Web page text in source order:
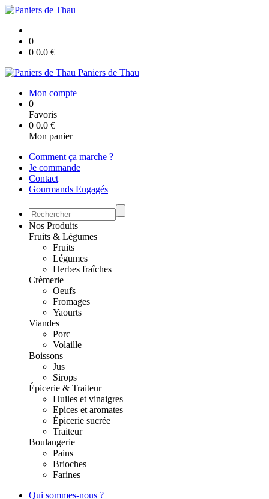
0
0 0.0 €
Paniers de Thau
Mon compte
0
Favoris
0 0.0 €
Mon panier
Comment ça marche ?
Je commande
Contact
Gourmands Engagés
Nos Produits
Fruits & Légumes
Fruits
Légumes
Herbes fraîches
Crèmerie
Oeufs
Fromages
Yaourts
Viandes
Porc
Volaille
Boissons
Jus
Sirops
Épicerie & Traiteur
Huiles et vinaigres
Epices et aromates
Épicerie sucrée
Traiteur
Boulangerie
Pains
Brioches
Farines
Qui sommes-nous ?